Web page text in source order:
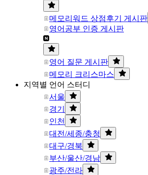
메모리워드 상점후기 게시판
영어공부 인증 게시판
영어 질문 게시판
메모리 크리스마스
지역별 언어 스터디
서울
경기
인천
대전/세종/충청
대구/경북
부산/울산/경남
광주/전라